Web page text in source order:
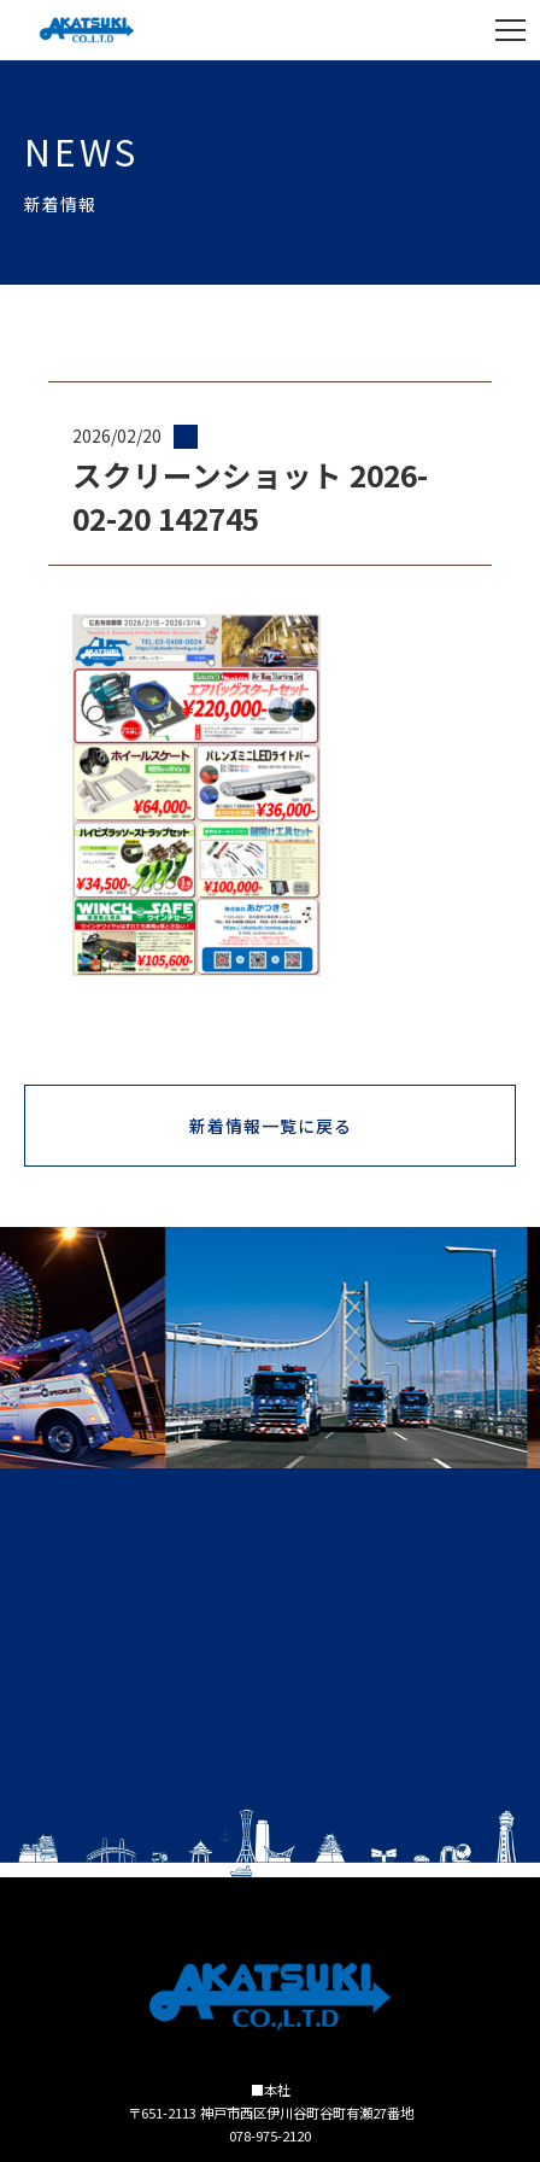
NEWS
新着情報
2026/02/20
スクリーンショット 2026-
02-20 142745
新着情報一覧に戻る
■本社
〒651-2113 神戸市西区伊川谷町谷町有瀬27番地
078-975-2120